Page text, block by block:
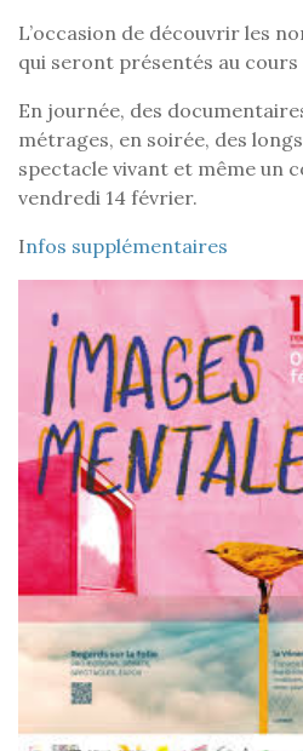
L’occasion de découvrir les
qui seront présentés au
En journée, des
métrages, en soirée, des
spectacle vivant et même un
vendredi 14 février.
Infos supplémentaires